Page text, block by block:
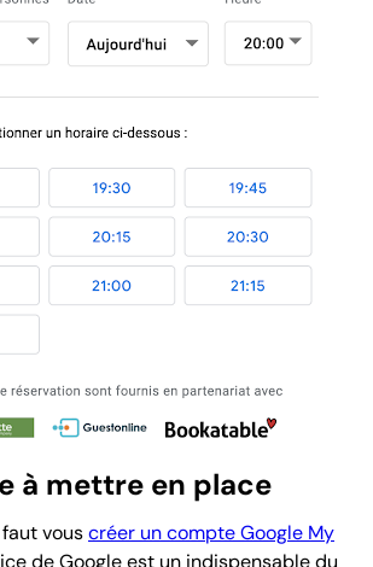
à mettre en place
vouscréer un compte Google My
de Google est un indispensable du